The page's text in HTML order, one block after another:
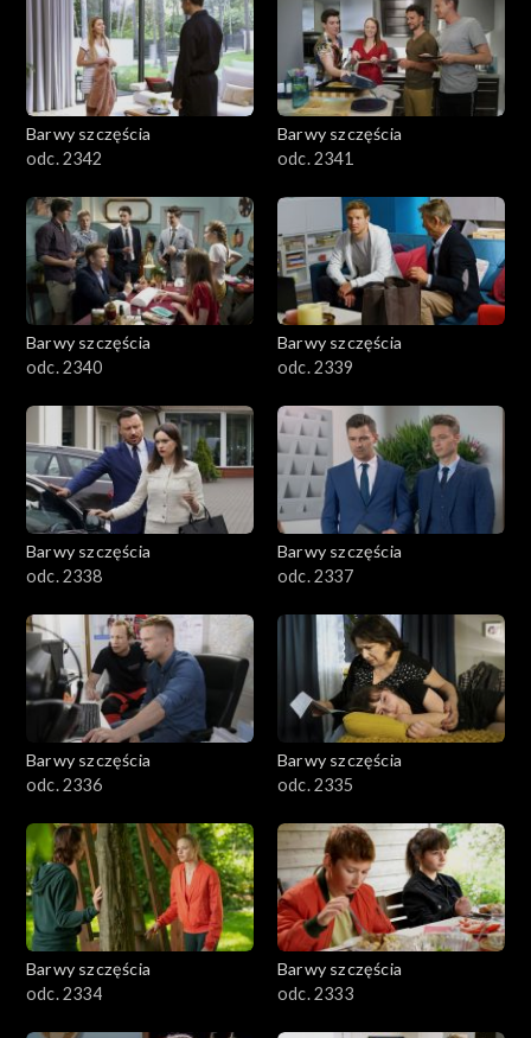
Barwy szczęścia
odc. 2342
Barwy szczęścia
odc. 2341
Barwy szczęścia
odc. 2340
Barwy szczęścia
odc. 2339
Barwy szczęścia
odc. 2338
Barwy szczęścia
odc. 2337
Barwy szczęścia
odc. 2336
Barwy szczęścia
odc. 2335
Barwy szczęścia
odc. 2334
Barwy szczęścia
odc. 2333